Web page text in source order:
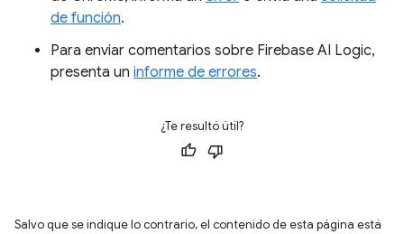
de función.
Para enviar comentarios sobre Firebase AI Logic,
presenta un informe de errores.
¿Te resultó útil?
Salvo que se indique lo contrario, el contenido de esta página está